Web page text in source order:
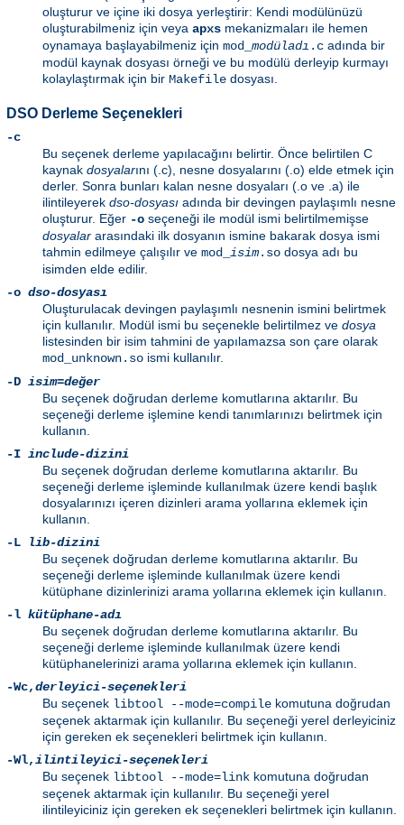
oluşturur ve içine iki dosya yerleştirir: Kendi modülünüzü
oluşturabilmeniz için veya apxs mekanizmaları ile hemen
oynamaya başlayabilmeniz için mod_ modüladı .c adında bir
modül kaynak dosyası örneği ve bu modülü derleyip kurmayı
kolaylaştırmak için bir Makefile dosyası.
DSO Derleme Seçenekleri
-c
Bu seçenek derleme yapılacağını belirtir. Önce belirtilen C
kaynak dosyalarını (.c), nesne dosyalarını (.o) elde etmek için
derler. Sonra bunları kalan nesne dosyaları (.o ve .a) ile
ilintileyerek dso-dosyası adında bir devingen paylaşımlı nesne
oluşturur. Eğer -o seçeneği ile modül ismi belirtilmemişse
dosyalar arasındaki ilk dosyanın ismine bakarak dosya ismi
tahmin edilmeye çalışılır ve mod_ isim.so dosya adı bu
isimden elde edilir.
-o dso-dosyası
Oluşturulacak devingen paylaşımlı nesnenin ismini belirtmek
için kullanılır. Modül ismi bu seçenekle belirtilmez ve dosya
listesinden bir isim tahmini de yapılamazsa son çare olarak
mod_unknown.so ismi kullanılır.
-D isim=değer
Bu seçenek doğrudan derleme komutlarına aktarılır. Bu
seçeneği derleme işlemine kendi tanımlarınızı belirtmek için
kullanın.
-I include-dizini
Bu seçenek doğrudan derleme komutlarına aktarılır. Bu
seçeneği derleme işleminde kullanılmak üzere kendi başlık
dosyalarınızı içeren dizinleri arama yollarına eklemek için
kullanın.
-L
lib-dizini
Bu seçenek doğrudan derleme komutlarına aktarılır. Bu
seçeneği derleme işleminde kullanılmak üzere kendi
kütüphane dizinlerinizi arama yollarına eklemek için kullanın.
-l kütüphane-adı
Bu seçenek doğrudan derleme komutlarına aktarılır. Bu
seçeneği derleme işleminde kullanılmak üzere kendi
kütüphanelerinizi arama yollarına eklemek için kullanın.
-Wc,derleyici-seçenekleri
Bu seçenek libtool --mode=compile komutuna doğrudan
seçenek aktarmak için kullanılır. Bu seçeneği yerel derleyiciniz
için gereken ek seçenekleri belirtmek için kullanın.
-Wl,ilintileyici-seçenekleri
Bu seçenek libtool --mode=link komutuna doğrudan
seçenek aktarmak için kullanılır. Bu seçeneği yerel
ilintileyiciniz için gereken ek seçenekleri belirtmek için kullanın.